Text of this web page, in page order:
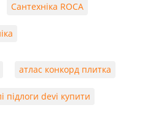
Сантехніка ROCA
атлас конкорд плитка
підлоги devi купити